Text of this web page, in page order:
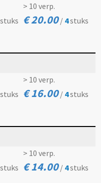
> 10 verp.
€ 20.00/ 4stuks
> 10 verp.
€ 16.00/ 4stuks
> 10 verp.
€ 14.00/ 4stuks